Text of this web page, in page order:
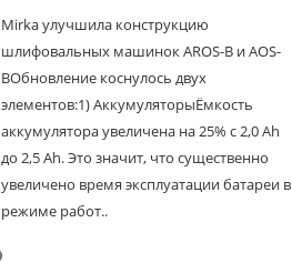
Mirka улучшила конструкцию
шлифовальных машинок AROS-B и AOS-
BОбновление коснулось двух
элементов:1) АккумуляторыЁмкость
аккумулятора увеличена на 25% с 2,0 Ah
до 2,5 Ah. Это значит, что существенно
увеличено время эксплуатации батареи в
режиме работ..